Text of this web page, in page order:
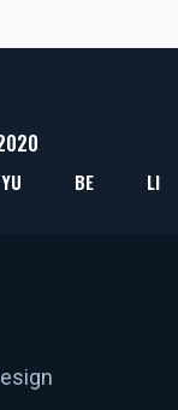
YU BE LI